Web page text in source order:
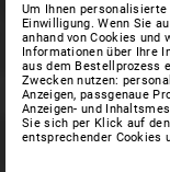
Um Ihnen
Einwilligung. Wenn Sie
anhand von Cookies und
Informationen über Ihre
aus dem Bestellprozess
Zwecken nutzen:
Anzeigen, passgenaue
Anzeigen- und
Sie sich per Klick auf den
entsprechender Cookies